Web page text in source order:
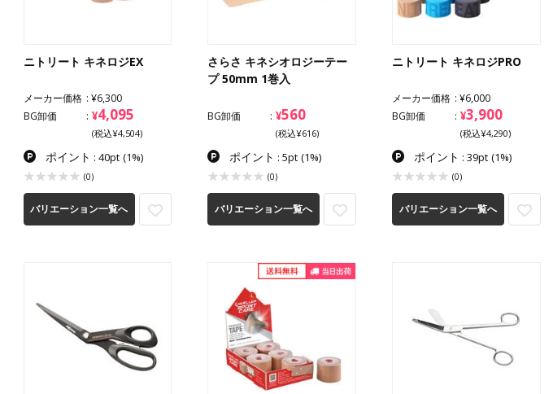
ニトリート キネロジEX
メーカー価格
¥6,300
BG卸価
¥4,095
(税込¥4,504)
ポイント : 40pt (1%)
(0)
バリエーション一覧へ
さらさ キネシオロジーテー
プ 50mm 1巻入
BG卸価 ¥560
(税込¥616)
ポイント : 5pt (1%)
(0)
バリエーション一覧へ
ニトリート キネロジPRO
メーカー価格
¥6,000
BG卸価
¥3,900
(税込¥4,290)
ポイント : 39pt (1%)
(0)
バリエーション一覧へ